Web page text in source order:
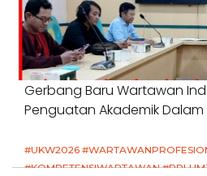
Gerbang Baru Wartawan
Penguatan Akademik
#UKW2026
#KOMPETENSIWARTAWAN